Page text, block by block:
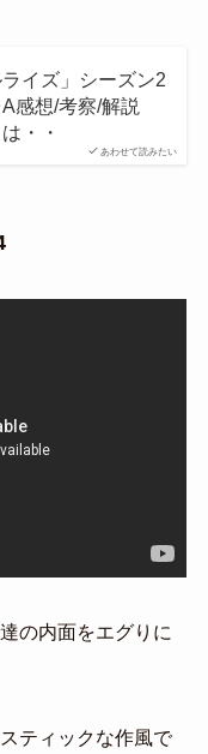
あわせて読みたい
ライズ」シーズン2
感想/考察/解説
・・
の内面をエグりに
ティックな作風で